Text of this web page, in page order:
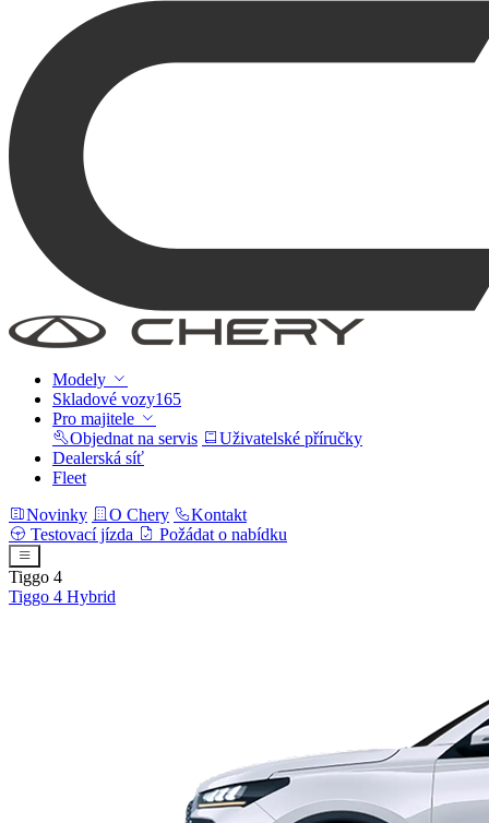
Modely
Skladové vozy165
Pro majitele
Objednat na servis
Uživatelské příručky
Dealerská síť
Fleet
Novinky
O Chery
Kontakt
Testovací jízda
Požádat o nabídku
Tiggo 4
Tiggo 4 Hybrid